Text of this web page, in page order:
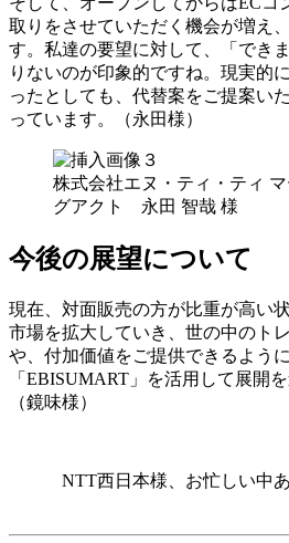
取りをさせていただく機会が増え
す。私達の要望に対して、「でき
りないのが印象的ですね。現実的
ったとしても、代替案をご提案い
っています。（永田様）
株式会社エヌ・ティ・ティ
グアクト 永田 智哉 様
今後の展望について
現在、対面販売の方が比重が高い
市場を拡大していき、世の中のト
や、付加価値をご提供できるよう
「EBISUMART」を活用して展開
（鏡味様）
NTT西日本様、お忙しい中